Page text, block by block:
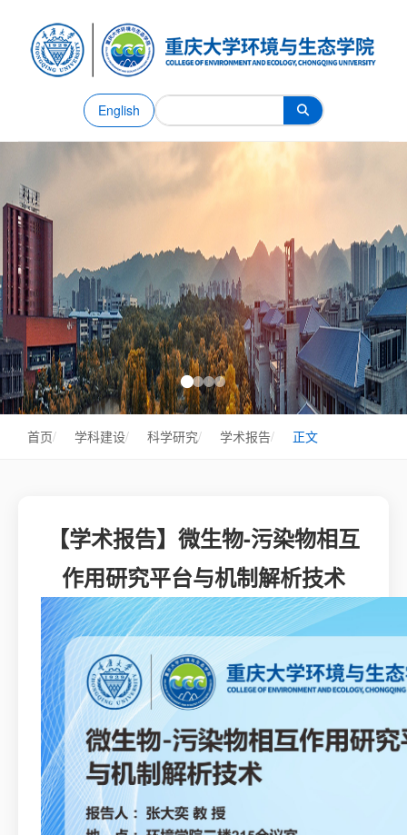
English
首页/ 学科建设/ 科学研究/ 学术报告/ 正文
【学术报告】微生物-污染物相互
作用研究平台与机制解析技术